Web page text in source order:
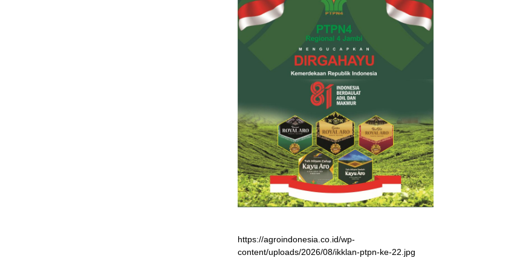
https://agroindonesia.co.id/wp-
content/uploads/2026/08/ikklan-ptpn-ke-22.jpg